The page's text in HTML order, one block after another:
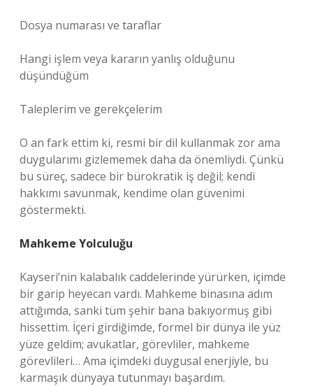
Dosya numarası ve taraflar
Hangi işlem veya kararın yanlış olduğunu
düşündüğüm
Taleplerim ve gerekçelerim
O an fark ettim ki, resmi bir dil kullanmak zor ama
duygularımı gizlememek daha da önemliydi. Çünkü
bu süreç, sadece bir bürokratik iş değil; kendi
hakkımı savunmak, kendime olan güvenimi
göstermekti.
Mahkeme Yolculuğu
Kayseri’nin kalabalık caddelerinde yürürken, içimde
bir garip heyecan vardı. Mahkeme binasına adım
attığımda, sanki tüm şehir bana bakıyormuş gibi
hissettim. İçeri girdiğimde, formel bir dünya ile yüz
yüze geldim; avukatlar, görevliler, mahkeme
görevlileri… Ama içimdeki duygusal enerjiyle, bu
karmaşık dünyaya tutunmayı başardım.